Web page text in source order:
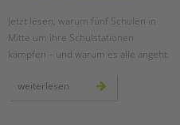
Jetzt lesen, warum fünf Schulen in
Mitte um ihre Schulstationen
kämpfen – und warum es alle angeht.
weiterlesen schulstationen